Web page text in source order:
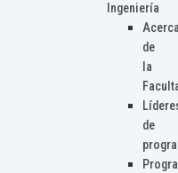
Ingeniería
Acerca
de
la
de